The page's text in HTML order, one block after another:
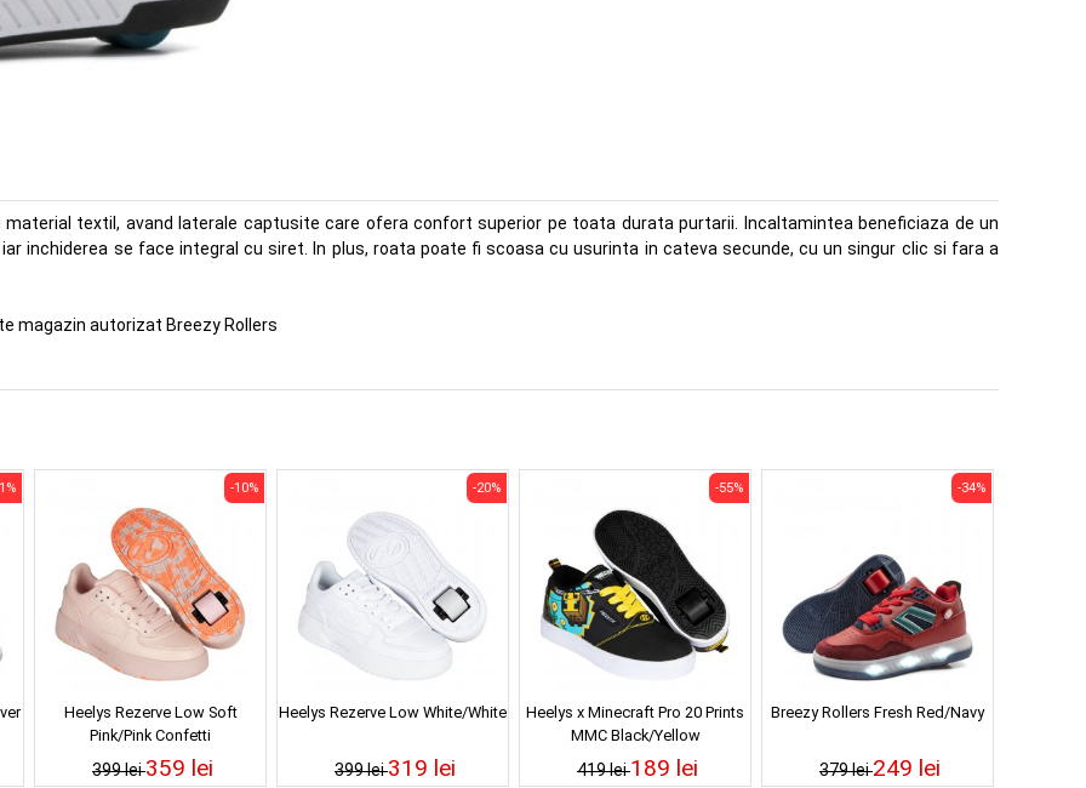
textil, avand laterale captusite care ofera confort superior pe toata durata purtarii. Incaltamintea beneficiaza de un
inchiderea se face integral cu siret. In plus, roata poate fi scoasa cu usurinta in cateva secunde, cu un singur clic si fara a
magazin autorizat Breezy Rollers
Heelys Rezerve Low Soft
Pink/Pink Confetti
399 lei
-10%
359 lei
Heelys Rezerve Low White/White
399 lei
-20%
319 lei
Heelys x Minecraft Pro 20 Prints
MMC Black/Yellow
419 lei
-55%
189 lei
Breezy Rollers Fresh Red/Navy
379 lei
-34%
249 lei